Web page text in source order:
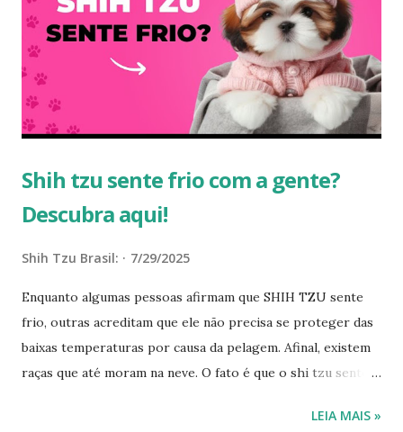
temperatura fica abaixo de 10°C. Já temperaturas próximas
ou inferiores a 7°C costumam exigir atenção redobrada,
principalmente em filhotes, idosos e cães com problemas
de saúde. No entanto, cada cachorro é único. Alguns são
mais resistentes ao frio, enquanto outros podem ...
Shih tzu sente frio com a gente?
Descubra aqui!
Shih Tzu Brasil: 7/29/2025
Enquanto algumas pessoas afirmam que SHIH TZU sente
frio, outras acreditam que ele não precisa se proteger das
baixas temperaturas por causa da pelagem. Afinal, existem
raças que até moram na neve. O fato é que o shi tzu sente
mais e outras menos. Continue a leitura para saber como
LEIA MAIS »